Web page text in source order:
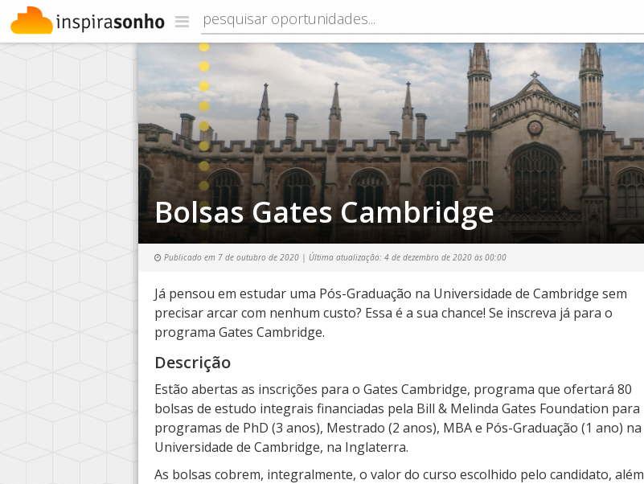
Bolsas Gates Cambridge
Publicado em 7 de outubro de 2020 | Última atualização: 4 de dezembro de 2020 às 00:00
Já pensou em estudar uma Pós-Graduação na Universidade de Cambridge sem
precisar arcar com nenhum custo? Essa é a sua chance! Se inscreva já para o
programa Gates Cambridge.
Descrição
Estão abertas as inscrições para o Gates Cambridge, programa que ofertará 80
bolsas de estudo integrais financiadas pela Bill & Melinda Gates Foundation para
programas de PhD (3 anos), Mestrado (2 anos), MBA e Pós-Graduação (1 ano) na
Universidade de Cambridge, na Inglaterra.
As bolsas cobrem, integralmente, o valor do curso escolhido pelo candidato, além